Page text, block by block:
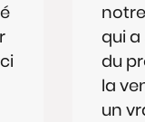
qui
du
la
un